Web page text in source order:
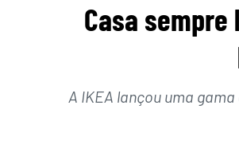
Casa sempre
A IKEA lançou uma